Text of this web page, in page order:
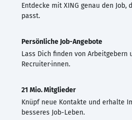
Entdecke mit XING genau den Job,
passt.
Persönliche Job-Angebote
Lass Dich finden von Arbeitgebern
Recruiter·innen.
21 Mio. Mitglieder
Knüpf neue Kontakte und erhalte
besseres Job-Leben.